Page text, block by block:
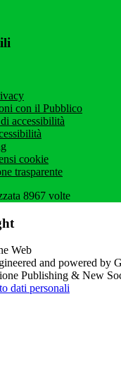
con il Pubblico
accessibilità
cookie
trasparente
8967 volte
and powered by
Publishing & New
dati personali